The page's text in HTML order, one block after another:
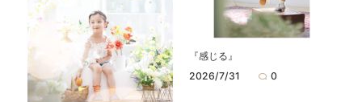
『感じる』
2026/7/31
0